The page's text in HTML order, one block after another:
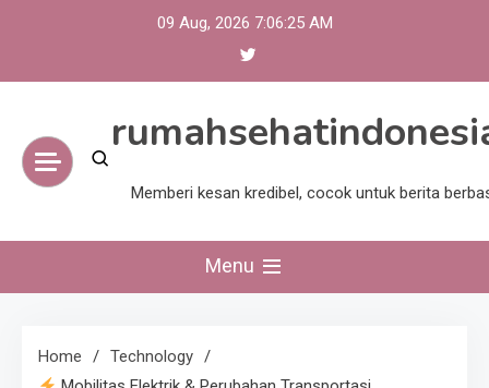
09 Aug, 2026 7:06:25 AM
Memberi kesan kredibel, cocok untuk berita
Menu
Home
Technology